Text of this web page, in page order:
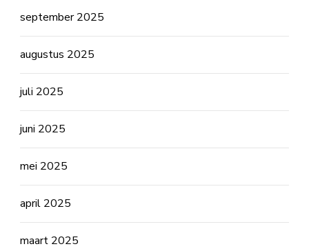
september 2025
augustus 2025
juli 2025
juni 2025
mei 2025
april 2025
maart 2025